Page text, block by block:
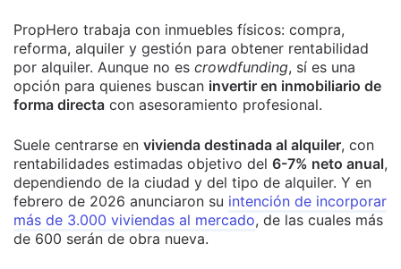
PropHero trabaja con inmuebles físicos: compra,
reforma, alquiler y gestión para obtener rentabilidad
por alquiler. Aunque no es crowdfunding, sí es una
opción para quienes buscan invertir en inmobiliario de
forma directa con asesoramiento profesional.
Suele centrarse en vivienda destinada al alquiler, con
rentabilidades estimadas objetivo del 6-7% neto anual,
dependiendo de la ciudad y del tipo de alquiler. Y en
febrero de 2026 anunciaron su intención de incorporar
más de 3.000 viviendas al mercado, de las cuales más
de 600 serán de obra nueva.